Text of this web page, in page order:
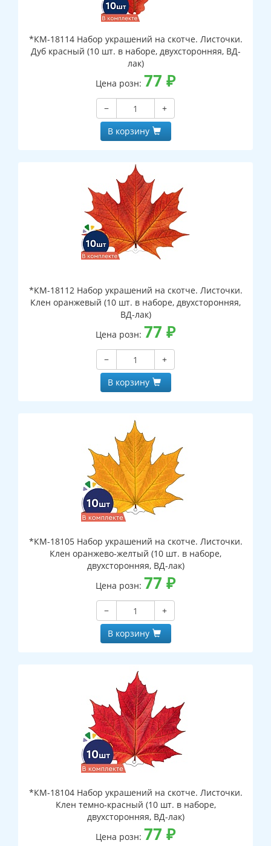
*КМ-18114 Набор украшений на скотче. Листочки.
Дуб красный (10 шт. в наборе, двухсторонняя, ВД-
лак)
Цена розн: 77 ₽
−
+
В корзину
*КМ-18112 Набор украшений на скотче. Листочки.
Клен оранжевый (10 шт. в наборе, двухсторонняя,
ВД-лак)
Цена розн: 77 ₽
−
+
В корзину
*КМ-18105 Набор украшений на скотче. Листочки.
Клен оранжево-желтый (10 шт. в наборе,
двухсторонняя, ВД-лак)
Цена розн: 77 ₽
−
+
В корзину
*КМ-18104 Набор украшений на скотче. Листочки.
Клен темно-красный (10 шт. в наборе,
двухсторонняя, ВД-лак)
Цена розн: 77 ₽